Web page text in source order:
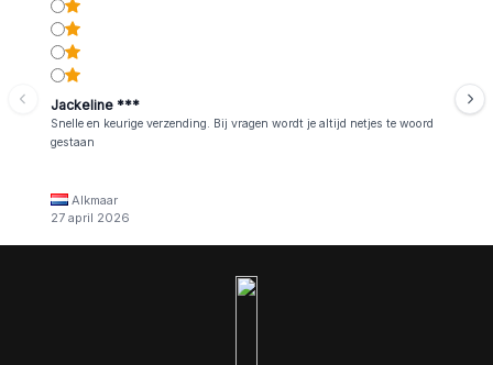
Jackeline ***
Snelle en keurige verzending. Bij vragen wordt je altijd netjes te woord
gestaan
Alkmaar
27 april 2026